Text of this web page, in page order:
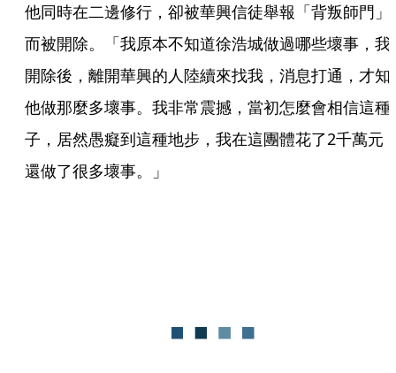
他同時在二邊修行，卻被華興信徒舉報「背叛師門」
而被開除。「我原本不知道徐浩城做過哪些壞事，我
開除後，離開華興的人陸續來找我，消息打通，才知
他做那麼多壞事。我非常震撼，當初怎麼會相信這種
子，居然愚癡到這種地步，我在這團體花了2千萬元
還做了很多壞事。」